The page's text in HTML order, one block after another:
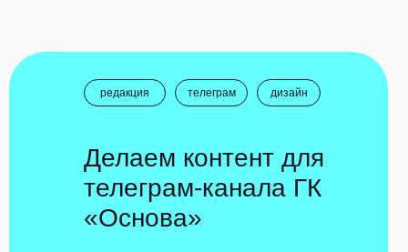
редакция
Делаем контент для
телеграм-канала ГК
«Основа»
телеграм дизайн